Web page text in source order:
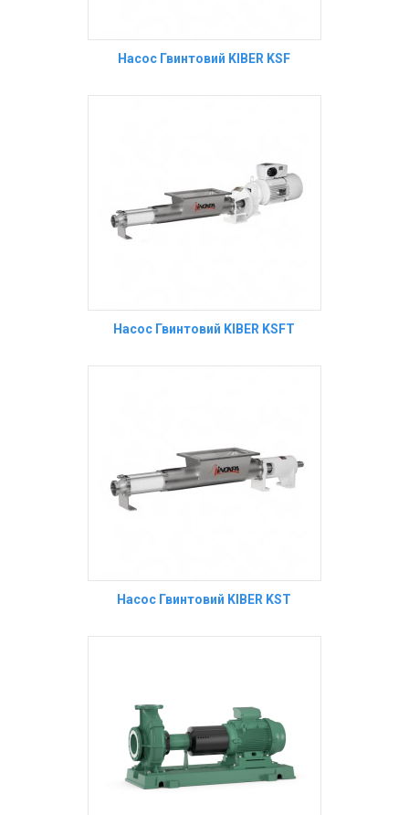
Насос Гвинтовий KIBER KSF
Насос Гвинтовий KIBER KSFT
Насос Гвинтовий KIBER KST